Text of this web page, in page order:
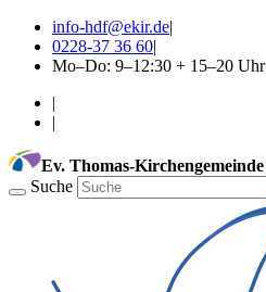
info-hdf@ekir.de|
0228-37 36 60|
Mo–Do: 9–12:30 + 15–20 Uhr
|
|
Ev. Thomas-Kirchengemeinde
Suche